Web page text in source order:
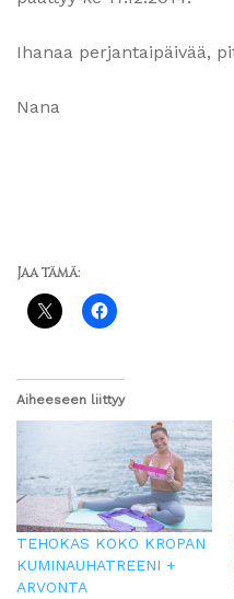
Ihanaa perjantaipäivää,
Nana
Jaa tämä:
Aiheeseen liittyy
TEHOKAS KOKO KROPAN
KUMINAUHATREENI +
ARVONTA